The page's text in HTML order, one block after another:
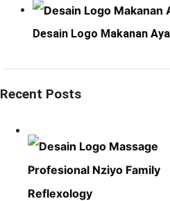
Desain Logo Makanan
Recent Posts